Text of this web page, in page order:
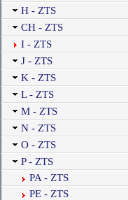
H - ZTS
CH - ZTS
I - ZTS
J - ZTS
K - ZTS
L - ZTS
M - ZTS
N - ZTS
O - ZTS
P - ZTS
PA - ZTS
PE - ZTS